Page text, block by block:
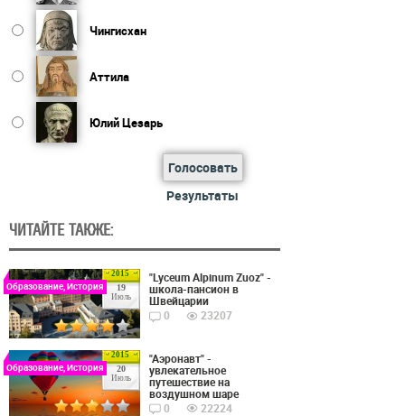
Чингисхан
Аттила
Юлий Цезарь
Голосовать
Результаты
ЧИТАЙТЕ ТАКЖЕ:
2015
19
Июль
Образование, История
"Lyceum Alpinum Zuoz" -
школа-пансион в
Швейцарии
0
23207
2015
20
Июль
Образование, История
"Аэронавт" -
увлекательное
путешествие на
воздушном шаре
0
22224